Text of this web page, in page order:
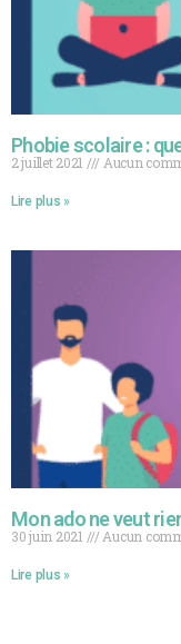
Phobie scolaire :
2 juillet 2021 Aucun
Lire plus »
Mon ado ne veut
30 juin 2021 Aucun
Lire plus »